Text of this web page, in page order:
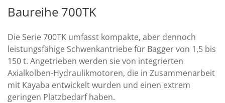
Baureihe 700TK
Die Serie 700TK umfasst kompakte, aber dennoch
leistungsfähige Schwenkantriebe für Bagger von 1,5 bis
150 t. Angetrieben werden sie von integrierten
Axialkolben-Hydraulikmotoren, die in Zusammenarbeit
mit Kayaba entwickelt wurden und einen extrem
geringen Platzbedarf haben.